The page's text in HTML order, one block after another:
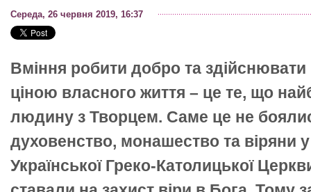
Середа, 26 червня 2019, 16:37
Вміння робити добро та
ціною власного життя – це те, що
людину з Творцем. Саме це не
духовенство, монашество та віряни у
Української Греко-Католицької